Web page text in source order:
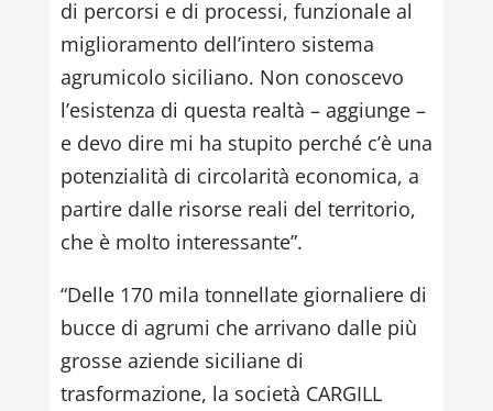
di percorsi e di processi, funzionale al
miglioramento dell’intero sistema
agrumicolo siciliano. Non conoscevo
l’esistenza di questa realtà – aggiunge –
e devo dire mi ha stupito perché c’è una
potenzialità di circolarità economica, a
partire dalle risorse reali del territorio,
che è molto interessante”.
“Delle 170 mila tonnellate giornaliere di
bucce di agrumi che arrivano dalle più
grosse aziende siciliane di
trasformazione, la società CARGILL